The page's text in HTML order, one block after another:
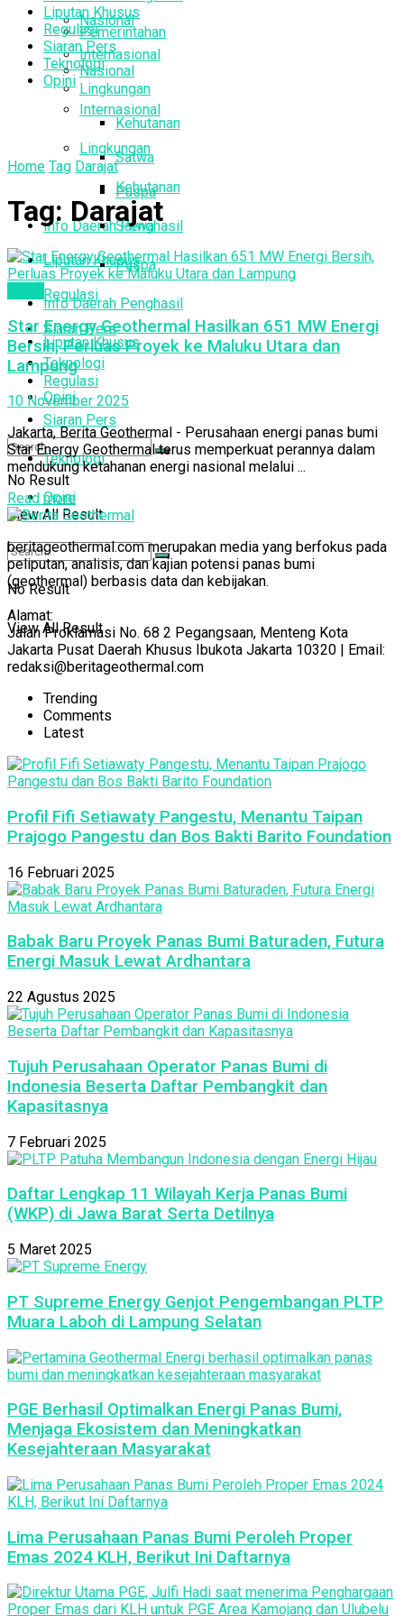
Nasional
Internasional
Lingkungan
Kehutanan
Satwa
Puspa
Info Daerah Penghasil
Liputan Khusus
Regulasi
Siaran Pers
Teknologi
Opini
No Result
View All Result
Pemerintahan
Nasional
Internasional
Lingkungan
Kehutanan
Satwa
Puspa
Info Daerah Penghasil
Liputan Khusus
Regulasi
Siaran Pers
Teknologi
Opini
No Result
View All Result
Liputan Khusus
Regulasi
Siaran Pers
Teknologi
Opini
Home Tag Darajat
Tag: Darajat
Star Energy Geothermal Hasilkan 651 MW Energi
Bersih, Perluas Proyek ke Maluku Utara dan
Lampung
10 November 2025
Jakarta, Berita Geothermal - Perusahaan energi panas bumi
Star Energy Geothermal terus memperkuat perannya dalam
mendukung ketahanan energi nasional melalui ...
Read more
beritageothermal.com merupakan media yang berfokus pada
peliputan, analisis, dan kajian potensi panas bumi
(geothermal) berbasis data dan kebijakan.
Alamat:
Jalan Proklamasi No. 68 2 Pegangsaan, Menteng Kota
Jakarta Pusat Daerah Khusus Ibukota Jakarta 10320 | Email:
redaksi@beritageothermal.com
Trending
Comments
Latest
Profil Fifi Setiawaty Pangestu, Menantu Taipan
Prajogo Pangestu dan Bos Bakti Barito Foundation
16 Februari 2025
Babak Baru Proyek Panas Bumi Baturaden, Futura
Energi Masuk Lewat Ardhantara
22 Agustus 2025
Tujuh Perusahaan Operator Panas Bumi di
Indonesia Beserta Daftar Pembangkit dan
Kapasitasnya
7 Februari 2025
Daftar Lengkap 11 Wilayah Kerja Panas Bumi
(WKP) di Jawa Barat Serta Detilnya
5 Maret 2025
PT Supreme Energy Genjot Pengembangan PLTP
Muara Laboh di Lampung Selatan
PGE Berhasil Optimalkan Energi Panas Bumi,
Menjaga Ekosistem dan Meningkatkan
Kesejahteraan Masyarakat
Lima Perusahaan Panas Bumi Peroleh Proper
Emas 2024 KLH, Berikut Ini Daftarnya